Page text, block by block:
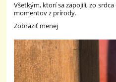
Všetkým, ktorí sa zapojili, zo
momentov z prírody.
Zobraziť menej